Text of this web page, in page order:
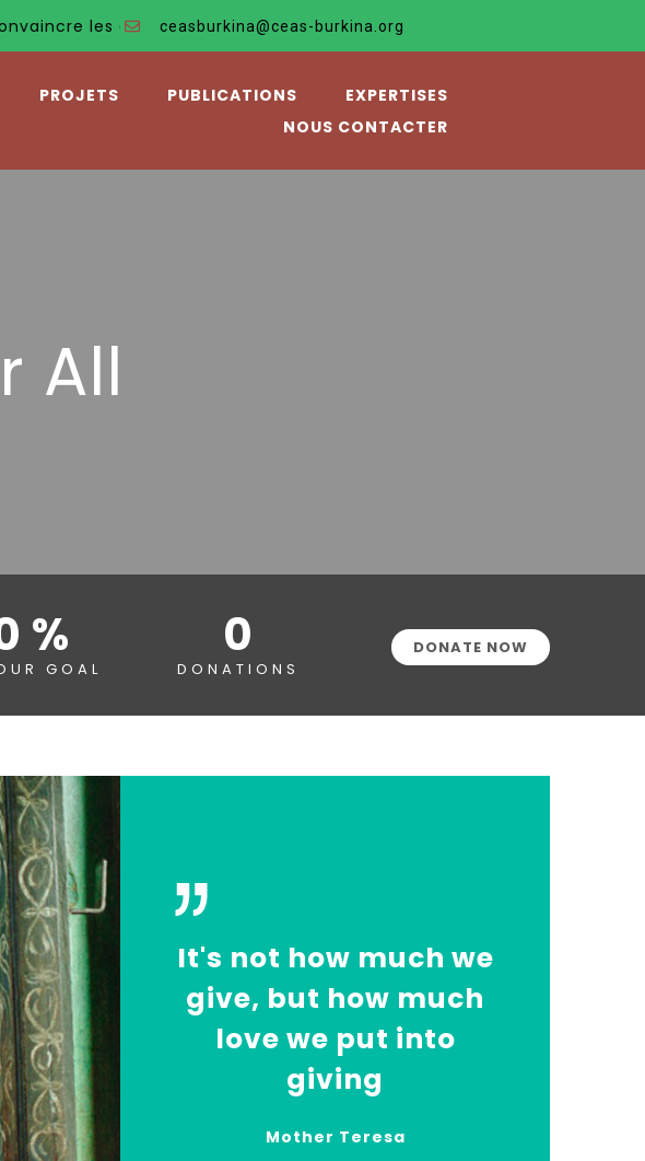
les autres, c'est le seul»ceasburkina@ceas-burkina.org
PROJETS PUBLICATIONS
EXPERTISES
NOUS CONTACTER
All
%
GOAL
0
DONATIONS
DONATE NOW
It's not how much we
give, but how much
love we put into
giving
Mother Teresa